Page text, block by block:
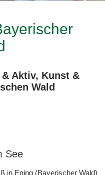
Aktiv, Kunst &
Wald
See
in Eging (Bayerischer Wald)